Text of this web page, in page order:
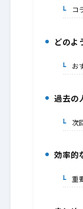
6-1.コ
どのよ
7-1.お
8.過去の
8-1.次
9.効率的
9-1.重